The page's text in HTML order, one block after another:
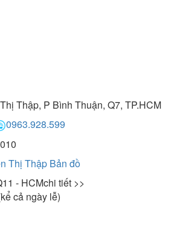
Thập, P Bình Thuận, Q7, TP.HCM
0963.928.599
Thị Thập Bản đồ
- HCMchi tiết >>
cả ngày lễ)